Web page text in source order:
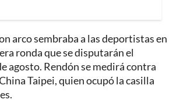
arco sembraba a las deportistas en
ronda que se disputarán el
agosto. Rendón se medirá contra
Taipei, quien ocupó la casilla